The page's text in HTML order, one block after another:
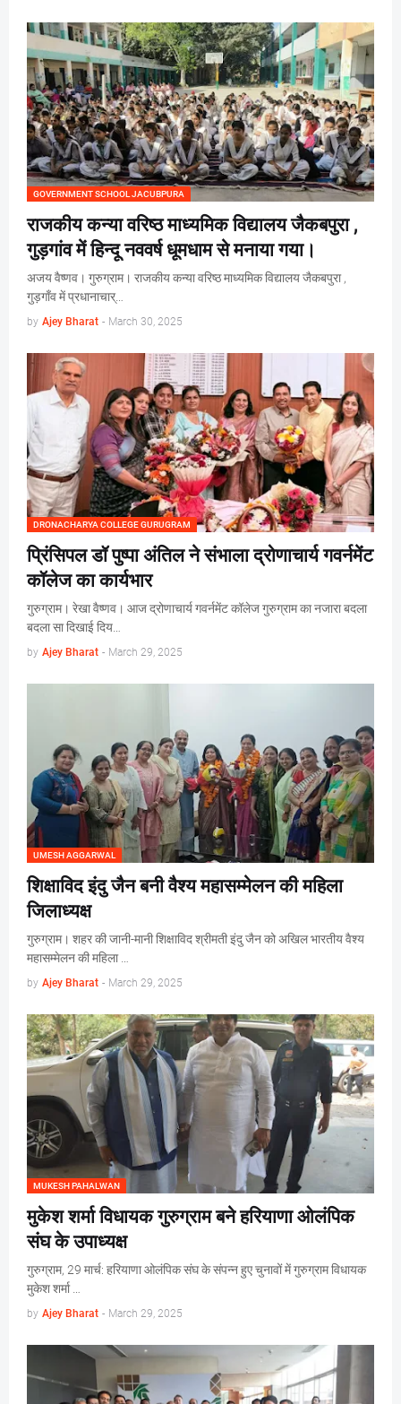
GOVERNMENT SCHOOL JACUBPURA
राजकीय कन्या वरिष्ठ माध्यमिक विद्यालय जैकबपुरा ,
गुड़गांव में हिन्दू नववर्ष धूमधाम से मनाया गया।
अजय वैष्णव। गुरुग्राम। राजकीय कन्या वरिष्ठ माध्यमिक विद्यालय जैकबपुरा ,
गुड़गाँव में प्रधानाचार्…
by Ajey Bharat - March 30, 2025
DRONACHARYA COLLEGE GURUGRAM
प्रिंसिपल डॉ पुष्पा अंतिल ने संभाला द्रोणाचार्य गवर्नमेंट
कॉलेज का कार्यभार
गुरुग्राम। रेखा वैष्णव। आज द्रोणाचार्य गवर्नमेंट कॉलेज गुरुग्राम का नजारा बदला
बदला सा दिखाई दिय…
by Ajey Bharat - March 29, 2025
UMESH AGGARWAL
शिक्षाविद इंदु जैन बनी वैश्य महासम्मेलन की महिला
जिलाध्यक्ष
गुरुग्राम। शहर की जानी-मानी शिक्षाविद श्रीमती इंदु जैन को अखिल भारतीय वैश्य
महासम्मेलन की महिला …
by Ajey Bharat - March 29, 2025
MUKESH PAHALWAN
मुकेश शर्मा विधायक गुरुग्राम बने हरियाणा ओलंपिक
संघ के उपाध्यक्ष
गुरुग्राम, 29 मार्च: हरियाणा ओलंपिक संघ के संपन्न हुए चुनावों में गुरुग्राम विधायक
मुकेश शर्मा …
by Ajey Bharat - March 29, 2025